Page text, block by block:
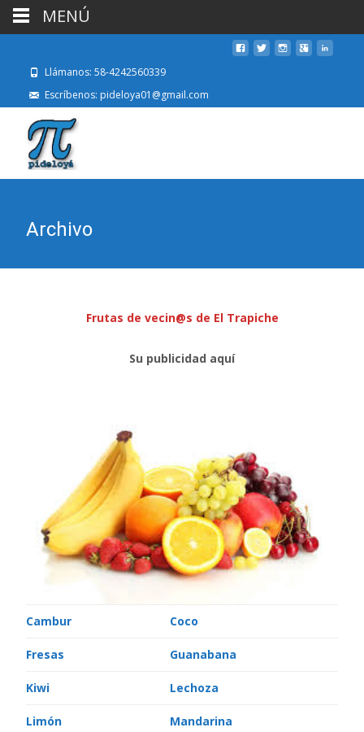
Llámanos: 58-4242560339
Escríbenos: pideloya01@gmail.com
Archivo
Frutas de vecin@s de El Trapiche
Su publicidad aquí
Cambur Coco
Fresas Guanabana
Kiwi Lechoza
Limón Mandarina
MENÚ